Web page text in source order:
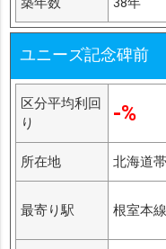
ユニーズ記念碑前
区分平均利回
り
-%
所在地 北海道
最寄り駅 根室本